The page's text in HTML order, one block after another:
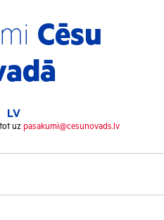
Cēsu
LV
uz pasakumi@cesunovads.lv